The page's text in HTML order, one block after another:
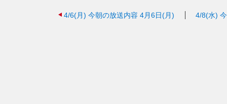
4/6(月) 今朝の放送内容 4月6日(月) 4/8(水)